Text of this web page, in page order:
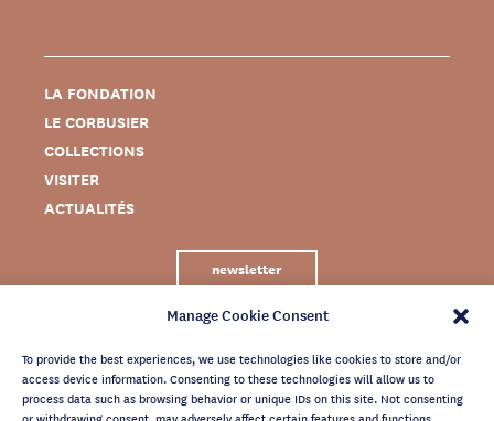
Manage Cookie Consent
To provide the best experiences, we use technologies like cookies to store and/or
access device information. Consenting to these technologies will allow us to
process data such as browsing behavior or unique IDs on this site. Not consenting
LA FONDATION
LE CORBUSIER
COLLECTIONS
VISITER
ACTUALITÉS
newsletter